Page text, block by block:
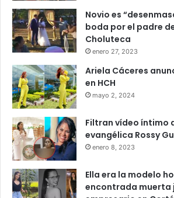
Novio es
boda por el padre
Choluteca
enero 27, 2023
Ariela Cáceres
en HCH
mayo 2, 2024
Filtran vídeo íntimo
evangélica Rossy
enero 8, 2023
Ella era la modelo
encontrada muerta